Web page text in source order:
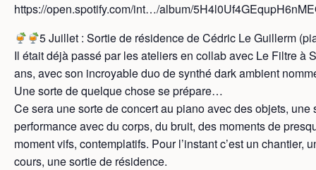
https://open.spotify.com/int…/album/
5 Juillet : Sortie de résidence de Cédric Le Guillerm
Il était déjà passé par les ateliers en collab avec Le Filtre à
ans, avec son incroyable duo de synthé dark ambient
Une sorte de quelque chose se prépare…
Ce sera une sorte de concert au piano avec des objets, une
performance avec du corps, du bruit, des moments de
moment vifs, contemplatifs. Pour l’instant c’est un chantier,
cours, une sortie de résidence.